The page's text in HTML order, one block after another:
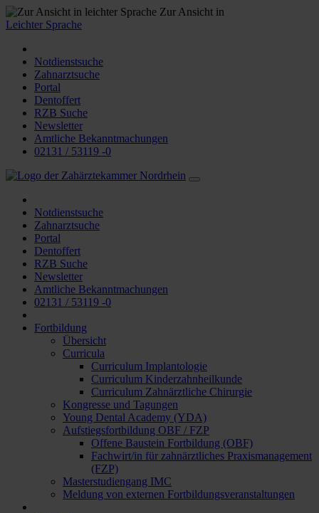
Zur Ansicht in
Leichter Sprache
Notdienstsuche
Zahnarztsuche
Portal
Dentoffert
RZB Suche
Newsletter
Amtliche Bekanntmachungen
02131 / 53119 -0
Notdienstsuche
Zahnarztsuche
Portal
Dentoffert
RZB Suche
Newsletter
Amtliche Bekanntmachungen
02131 / 53119 -0
Fortbildung
Übersicht
Curricula
Curriculum Implantologie
Curriculum Kinderzahnheilkunde
Curriculum Zahnärztliche Chirurgie
Kongresse und Tagungen
Young Dental Academy (YDA)
Aufstiegsfortbildung OBF / FZP
Offene Baustein Fortbildung (OBF)
Fachwirt/in für zahnärztliches Praxismanagement
(FZP)
Masterstudiengang IMC
Meldung von externen Fortbildungsveranstaltungen